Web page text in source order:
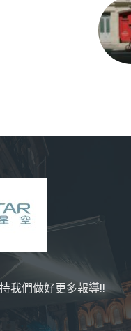
我們做好更多報導!!